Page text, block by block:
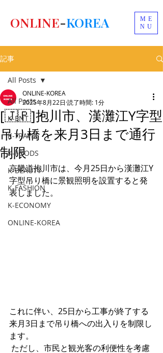
ME
NU
ONLINE-KOREA
記事
All Posts
K-ENT
K-TRAVEL
K-FOODS
K-BEAUTY
K-FASHION
K-ECONOMY
ONLINE-KOREA
All Posts
[🇯🇵]抱川市、漢灘江Y字型
吊り橋を来月3日まで通行
制限
ONLINE-KOREA
2025年8月22日 読了時間: 1分
京畿道抱川市は、今月25日から漢灘江Y
字型吊り橋に景観照明を設置すると発
表しました。
これに伴い、25日から工事が終了する
来月3日まで吊り橋への出入りを制限し
ます。